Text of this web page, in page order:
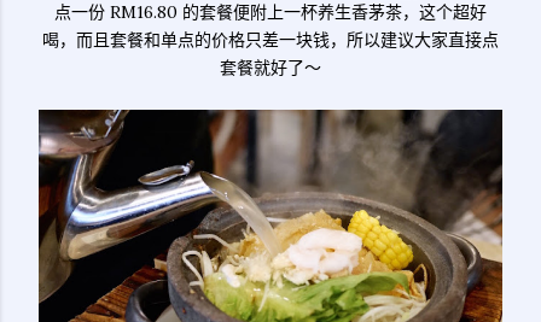
点一份 RM16.80 的套餐便附上一杯养生香茅茶，这个超好
喝，而且套餐和单点的价格只差一块钱，所以建议大家直接点
套餐就好了～